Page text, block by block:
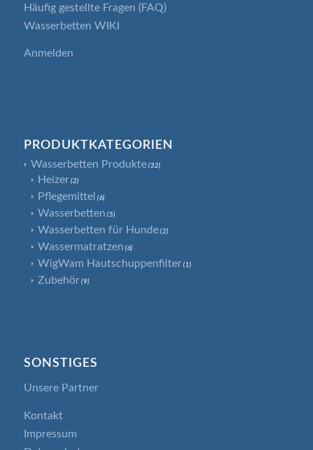
Häufig gestellte Fragen (FAQ)
Wasserbetten WIKI
Anmelden
PRODUKTKATEGORIEN
Wasserbetten Produkte (32)
Heizer (2)
Pflegemittel (6)
Wasserbetten (5)
Wasserbetten für Hunde (2)
Wassermatratzen (6)
WigWam Hautschuppenfilter (1)
Zubehör (9)
SONSTIGES
Unsere Partner
Kontakt
Impressum